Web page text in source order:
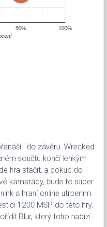
80% 100%
i do závěru. Wrecked
součtu končí lehkým
hra stačit, a pokud do
kamarády, bude to super.
a hraní online utrpením.
1200 MSP do této hry,
Blur, který toho nabízí